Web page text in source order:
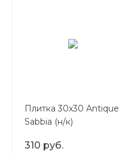
Плитка 30х30 Antique
Sabbia (н/к)
310 руб.